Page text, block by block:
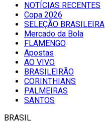
NOTÍCIAS RECENTES
Copa 2026
SELEÇÃO BRASILEIRA
Mercado da Bola
FLAMENGO
Apostas
AO VIVO
BRASILEIRÃO
CORINTHIANS
PALMEIRAS
SANTOS
BRASIL